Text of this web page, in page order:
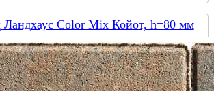
Ландхаус Color Mix Койот, h=80 мм